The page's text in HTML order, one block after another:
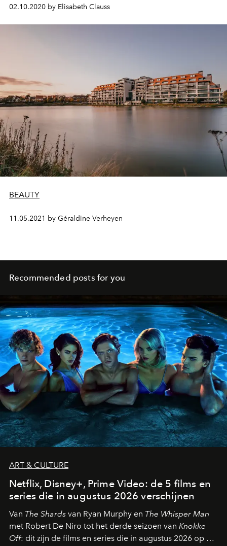
02.10.2020 by Elisabeth Clauss
BEAUTY
11.05.2021 by Géraldine Verheyen
Recommended posts for you
ART & CULTURE
Netflix, Disney+, Prime Video: de 5 films en
series die in augustus 2026 verschijnen
Van The Shards van Ryan Murphy en The Whisper Man
met Robert De Niro tot het derde seizoen van Knokke
Off: dit zijn de films en series die in augustus 2026 op de